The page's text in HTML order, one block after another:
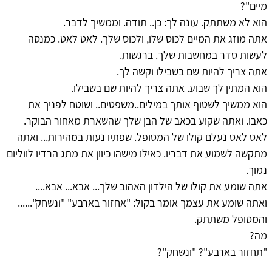
מיים"?
הוא לא משתתק. עונה לך: כן.. תודה. וממשיך לדבר.
אתה מוזג את המיים לכוס שלו, ולכוס שלך. לאט לאט. כמנסה
לעשות סדר במחשבות שלך. ברגשות.
אתה צריך להיות שם בשבילו וקשה לך.
הוא המתין לך שבוע. אתה צריך להיות שם בשבילו.
הוא ממשיך לשטוף אותך במילים..משפטים.. ושוטח לפניך את
כאבו. ואתה שקוע בכאב של הבן שלך שהשארת מאחור הבוקר.
לאט לאט נעלם קולו של המטופל. שפתיו נעות במהירות... ואתה
מתקשה לשמוע את דבריו. כאילו מישהו כיוון את מתג הרדיו לווליום
נמוך.
אתה שומע את קולו של הילדון האהוב שלך... אבא... אבא....
ואתה שומע את עצמך אומר בקול: "אחזור בארבע" "ונשחק"......
והמטופל משתתק.
מה?
"תחזור בארבע"? "ונשחק"?